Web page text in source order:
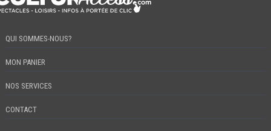
QUI SOMMES-NOUS?
MON PANIER
NOS SERVICES
CONTACT